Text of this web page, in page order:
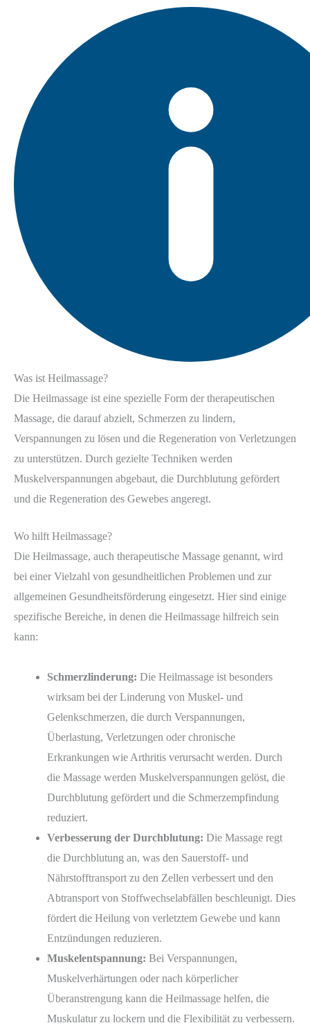
Was ist Heilmassage?
Die Heilmassage ist eine spezielle Form der therapeutischen
Massage, die darauf abzielt, Schmerzen zu lindern,
Verspannungen zu lösen und die Regeneration von Verletzungen
zu unterstützen. Durch gezielte Techniken werden
Muskelverspannungen abgebaut, die Durchblutung gefördert
und die Regeneration des Gewebes angeregt.
Wo hilft Heilmassage?
Die Heilmassage, auch therapeutische Massage genannt, wird
bei einer Vielzahl von gesundheitlichen Problemen und zur
allgemeinen Gesundheitsförderung eingesetzt. Hier sind einige
spezifische Bereiche, in denen die Heilmassage hilfreich sein
kann:
Schmerzlinderung: Die Heilmassage ist besonders
wirksam bei der Linderung von Muskel- und
Gelenkschmerzen, die durch Verspannungen,
Überlastung, Verletzungen oder chronische
Erkrankungen wie Arthritis verursacht werden. Durch
die Massage werden Muskelverspannungen gelöst, die
Durchblutung gefördert und die Schmerzempfindung
reduziert.
Verbesserung der Durchblutung: Die Massage regt
die Durchblutung an, was den Sauerstoff- und
Nährstofftransport zu den Zellen verbessert und den
Abtransport von Stoffwechselabfällen beschleunigt. Dies
fördert die Heilung von verletztem Gewebe und kann
Entzündungen reduzieren.
Muskelentspannung: Bei Verspannungen,
Muskelverhärtungen oder nach körperlicher
Überanstrengung kann die Heilmassage helfen, die
Muskulatur zu lockern und die Flexibilität zu verbessern.